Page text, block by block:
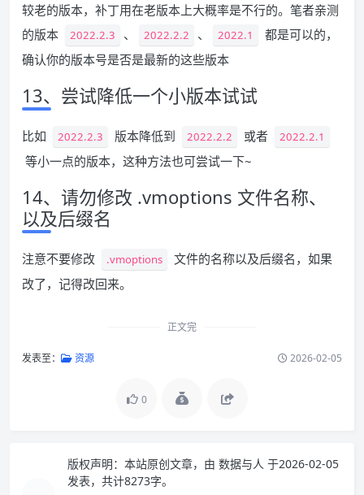
较老的版本，补丁用在老版本上大概率是不行的。笔者亲测
的版本
2022.2.3 、 2022.2.2 、 2022.1
都是可以的，
确认你的版本号是否是最新的这些版本
13、尝试降低一个小版本试试
比如 2022.2.3 版本降低到 2022.2.2 或者 2022.2.1
等小一点的版本，这种方法也可尝试一下~
14、请勿修改 .vmoptions 文件名称、
以及后缀名
注意不要修改 .vmoptions
文件的名称以及后缀名，如果
改了，记得改回来。
正文完
发表至： 资源 2026-02-05
0
版权声明： 本站原创文章，由 数据与人 于2026-02-05
发表，共计8273字。